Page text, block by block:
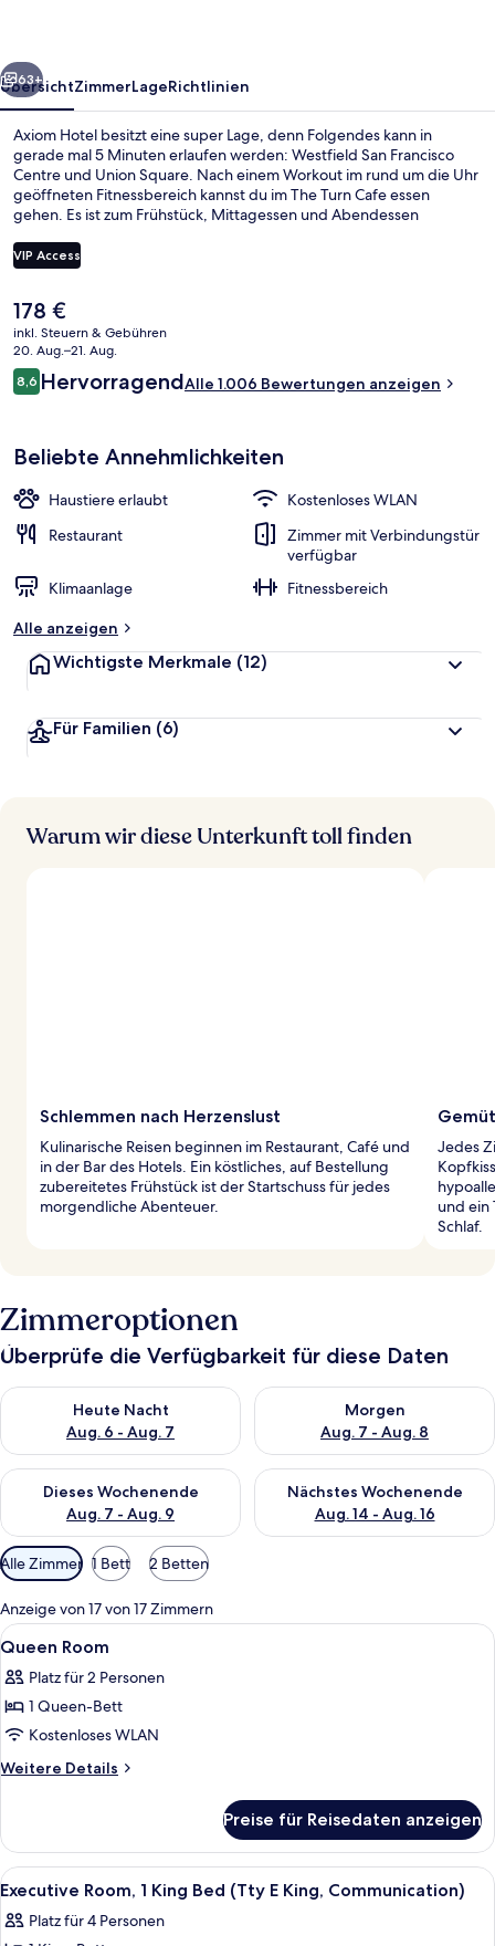
Weiter
63+
ÜbersichtZimmerLageRichtlinien
Axiom Hotel besitzt eine super Lage, denn Folgendes kann in
gerade mal 5 Minuten erlaufen werden: Westfield San Francisco
Centre und Union Square. Nach einem Workout im rund um die Uhr
geöffneten Fitnessbereich kannst du im The Turn Cafe essen
gehen. Es ist zum Frühstück, Mittagessen und Abendessen
entfernt: Palace Hotel und San Francisco Museum of Modern Art.
Andere Reisende lieben das hilfsbereite Personal und die Lage. Die
Verkehrsmitteln entfernt: Bis zur U-Bahn (Station Powell St & Market
St und Station Market St & 5th St) sind es nur wenige Schritte.
VIP Access
Der
aktuelle
Preis
beträgt
178 €.
178 €
inkl. Steuern & Gebühren
20. Aug.–21. Aug.
Bewertungen
8,68,6 von 10.
HervorragendAlle 1.006 Bewertungen anzeigen
Beliebte Annehmlichkeiten
Haustiere erlaubt
Kostenloses WLAN
Restaurant
Zimmer mit Verbindungstür
verfügbar
Klimaanlage
Fitnessbereich
Alle anzeigen
Wichtigste Merkmale (12)
Für Familien (6)
Warum wir diese Unterkunft toll finden
Schlemmen nach Herzenslust
Kulinarische Reisen beginnen im Restaurant, Café und
in der Bar des Hotels. Ein köstliches, auf Bestellung
zubereitetes Frühstück ist der Startschuss für jedes
morgendliche Abenteuer.
Jedes
und ein
Schlaf.
Zimmeroptionen
Überprüfe die Verfügbarkeit für diese Daten
Heute Nacht
Aug. 6 - Aug. 7
Überprüfe die Verfügbarkeit für heute Nacht, Aug. 6 - Aug. 7.
Morgen
Aug. 7 - Aug. 8
Überprüfe die Verfügbarkeit
Dieses Wochenende
Aug. 7 - Aug. 9
Überprüfe die Verfügbarkeit für dieses Wochenende, Aug. 7
Nächstes Wochenende
Aug. 14 - Aug. 16
Überprüfe die Verfügbarkeit
Verfügbare
Filter
für
Zimmer
Alle Zimmer 1 Bett 2 Betten
Anzeige von 17 von 17 Zimmern
Alle
Fotos
für
Queen
Room
anzeigen
Hochwertige Bettwaren,
8
Queen Room
Platz für 2 Personen
1 Queen-Bett
Kostenloses WLAN
Weitere Details
Weitere
Room
Preise für Reisedaten anzeigen
Alle
Fotos
für
Ein Hotelzimmer mit Bett, einer
8
Executive Room, 1 King Bed (Tty E King, Communication)
Platz für 4 Personen